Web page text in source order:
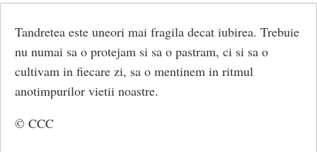
Tandretea este uneori mai fragila decat iubirea. Trebuie
nu numai sa o protejam si sa o pastram, ci si sa o
cultivam in fiecare zi, sa o mentinem in ritmul
anotimpurilor vietii noastre.
© CCC